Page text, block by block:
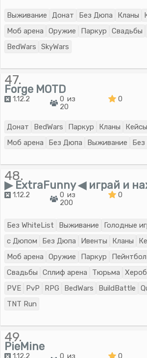
Выживание Донат Без Дюпа Кланы
Моб арена
Оружие Паркур Свадьбы
BedWars
SkyWars
47.
Forge MOTD
1.12.2
0 из
20
0
Донат BedWars Паркур Кланы Кейсы
Моб арена
Без Дюпа Выживание
48.
▶ ExtraFunny ◀ играй и
1.12.2
0 из
200
0
Без WhiteList Выживание Голодные
с Дюпом
Без Дюпа Ивенты Кланы
Моб арена
Оружие Паркур Пейнтбол
Свадьбы
Сплиф арена Тюрьма
PVE
PvP RPG BedWars BuildBattle
TNT Run
49.
PieMine
1.12.2
0 из
0